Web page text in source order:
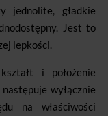
jednolite, gładkie
Jest to
lepkości.
i położenie
wyłącznie
na właściwości